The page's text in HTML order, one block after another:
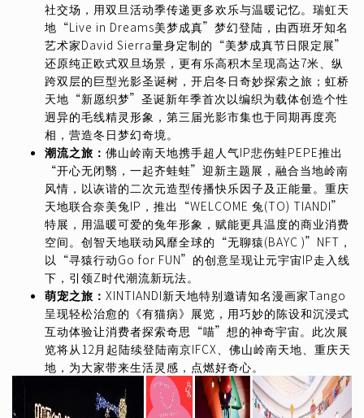
社交场，用双旦活动季传递更多欢乐与温暖记忆。瑞虹天
地“Live in Dreams美梦成真”梦幻登陆，由西班牙知名
艺术家David Sierra量身定制的“美梦成真节日限定展”
还原纯正欧式双旦场景，更有乐高积木呈现高达7米、纵
跨双层的巨型光影圣诞树，开启冬日奇妙探索之旅；虹桥
天地“新愿织梦”圣诞新年季首次以编织为载体创造个性
迥异的毛线精灵形象，第三届光影市集也于同期再度亮
相，营造冬日梦幻奇境。
潮流之旅： 佛山岭南天地携手超人气IP悲伤蛙PEPE推出
“开心无闭翳，一起齐蛙蛙”迎新主题展，融合当地岭南
风情，以诙谐的二次元造型传播快乐因子及正能量。重庆
天地联合奈美兔IP，推出“WELCOME 兔(TO) TIANDI”
特展，用温暖可爱的兔年形象，赋能更具温度的商业消费
空间。创智天地联动风靡全球的“无聊猿(BAYC )”NFT，
以“寻猿行动Go for FUN”的创意呈现让元宇宙IP走入线
下，引领Z时代潮流新玩法。
萌宠之旅： XINTIANDI新天地特别邀请知名漫画家Tango
呈现轻松治愈的《有猫病》展览，用巧妙的陈设和沉浸式
互动体验让消费者探索奇思“喵”想的神奇宇宙。此次展
览将从12月起陆续登陆南京IFCX、佛山岭南天地、重庆天
地，为大家带来生活灵感，点燃好奇心。